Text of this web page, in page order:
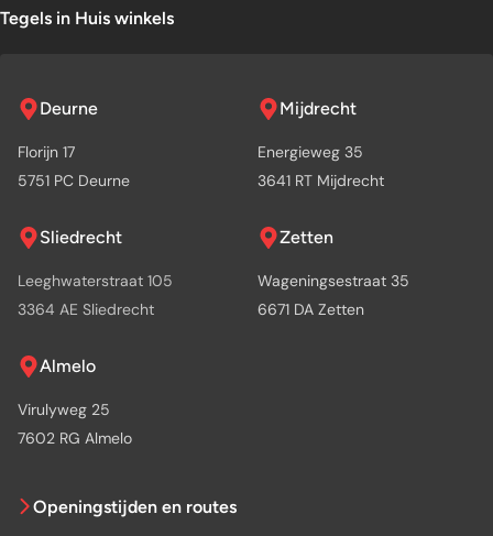
Tegels in Huis winkels
Deurne
Florijn 17
5751 PC Deurne
Mijdrecht
Energieweg 35
3641 RT Mijdrecht
Sliedrecht
Leeghwaterstraat 105
3364 AE Sliedrecht
Zetten
Wageningsestraat 35
6671 DA Zetten
Almelo
Virulyweg 25
7602 RG Almelo
Openingstijden en routes